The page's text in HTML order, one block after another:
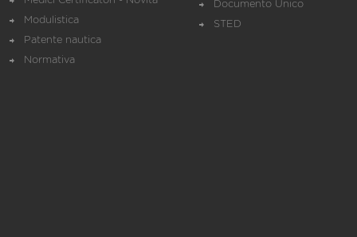
Modulistica
Patente nautica
Normativa
Documento Unico
STED